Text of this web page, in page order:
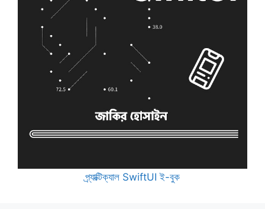
প্র্যাক্টিক্যাল SwiftUI ই-বুক